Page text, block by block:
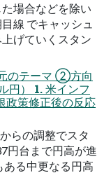
場合などを除い
線 でキャッシュ
げていくスタン
のテーマ ②方向
） 1. 米インフ
政策修正後の反応
らの調整でスタ
円台まで円高が進
ある中更なる円高